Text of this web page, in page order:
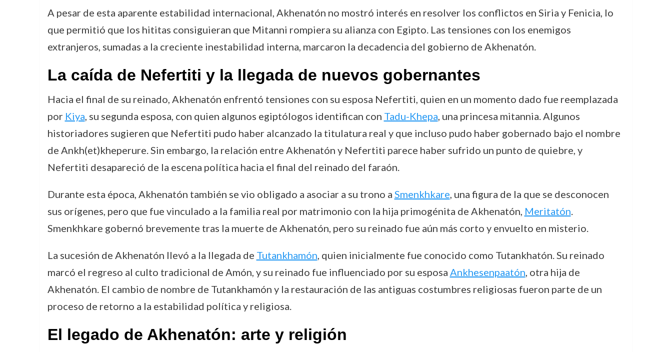
A pesar de esta aparente estabilidad internacional, Akhenatón no mostró interés en resolver los conflictos en Siria y Fenicia, lo
que permitió que los hititas consiguieran que Mitanni rompiera su alianza con Egipto. Las tensiones con los enemigos
extranjeros, sumadas a la creciente inestabilidad interna, marcaron la decadencia del gobierno de Akhenatón.
La caída de Nefertiti y la llegada de nuevos gobernantes
Hacia el final de su reinado, Akhenatón enfrentó tensiones con su esposa Nefertiti, quien en un momento dado fue reemplazada
por Kiya, su segunda esposa, con quien algunos egiptólogos identifican con Tadu-Khepa, una princesa mitannia. Algunos
historiadores sugieren que Nefertiti pudo haber alcanzado la titulatura real y que incluso pudo haber gobernado bajo el nombre
de Ankh(et)kheperure. Sin embargo, la relación entre Akhenatón y Nefertiti parece haber sufrido un punto de quiebre, y
Nefertiti desapareció de la escena política hacia el final del reinado del faraón.
Durante esta época, Akhenatón también se vio obligado a asociar a su trono a Smenkhkare, una figura de la que se desconocen
sus orígenes, pero que fue vinculado a la familia real por matrimonio con la hija primogénita de Akhenatón, Meritatón.
Smenkhkare gobernó brevemente tras la muerte de Akhenatón, pero su reinado fue aún más corto y envuelto en misterio.
La sucesión de Akhenatón llevó a la llegada de Tutankhamón, quien inicialmente fue conocido como Tutankhatón. Su reinado
marcó el regreso al culto tradicional de Amón, y su reinado fue influenciado por su esposa Ankhesenpaatón, otra hija de
Akhenatón. El cambio de nombre de Tutankhamón y la restauración de las antiguas costumbres religiosas fueron parte de un
proceso de retorno a la estabilidad política y religiosa.
El legado de Akhenatón: arte y religión